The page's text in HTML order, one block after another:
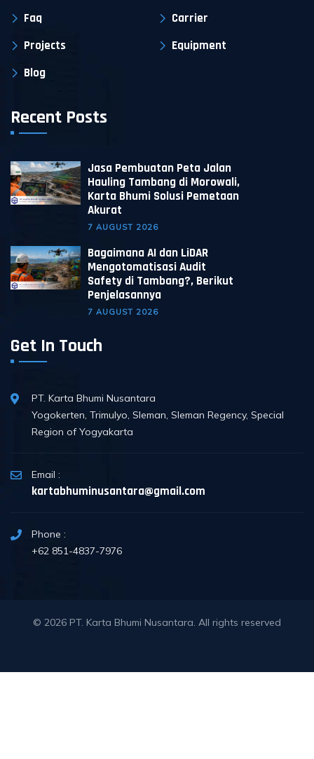
Faq
Carrier
Projects
Equipment
Blog
Recent Posts
Jasa Pembuatan Peta Jalan
Hauling Tambang di Morowali,
Karta Bhumi Solusi Pemetaan
Akurat
7 AUGUST 2026
Bagaimana AI dan LiDAR
Mengotomatisasi Audit
Safety di Tambang?, Berikut
Penjelasannya
7 AUGUST 2026
Get In Touch
PT. Karta Bhumi Nusantara
Yogokerten, Trimulyo, Sleman, Sleman Regency, Special
Region of Yogyakarta
Email :
kartabhuminusantara@gmail.com
Phone :
+62 851-4837-7976
© 2026 PT. Karta Bhumi Nusantara . All rights reserved